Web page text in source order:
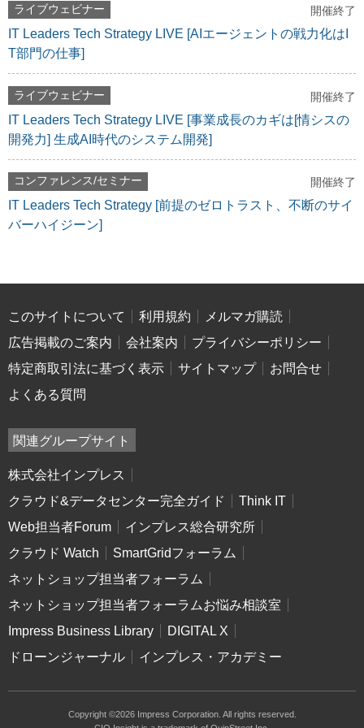
ライブウェビナー 開催終了
IT Leaders Tech Strategy LIVE [AIエージェントの戦力化はI
T部門の仕事]
ライブウェビナー 開催終了
IT Leaders Tech Strategy LIVE [事業成長のカギは[情シスの
開発力] 生成AI時代のシステム開発]
コンファレンス/セミナー 開催終了
IT Leaders Tech Strategy [前提のゼロトラスト、不断のサイ
バーハイジーン]
このサイトについて 利用規約
メルマガ購読
広告掲載のご案内
会社案内
プライバシーポリシー
特定商取引法に基づく表示
サイトマップ
お問合せ
よくある質問
関連グループサイト
株式会社インプレス
クラウド&データセンター完全ガイド
Think IT
Web担当者Forum
インプレス総合研究所
クラウド Watch
SmartGridフォーラム
ネットショップ担当者フォーラム
ネットショップ担当者フォーラムお悩み相談室
Impress Business Library
DIGITAL X
ドローンジャーナル
インプレス・アカデミー
Copyright ©2026 Impress Corporation. All rights reserved.